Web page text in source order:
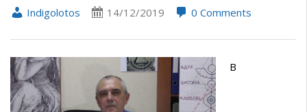
Indigolotos 14/12/2019 0 Comments
В